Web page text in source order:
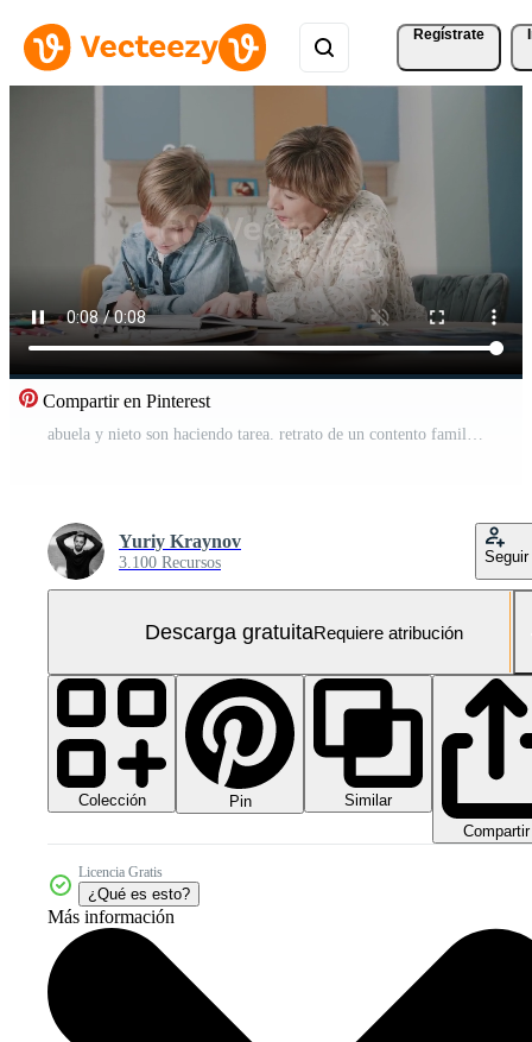
Regístrate
Compartir en Pinterest
abuela y nieto son haciendo tarea. retrato de un contento familia. aprendizaje a hogar. enseñando. abuela y nieto reír. linda emociones en el marco. el historia de uno familia. Vídeo Gratis
Yuriy Kraynov
3.100 Recursos Seguir
Descarga gratuitaRequiere atribución
Colección Pin
Similar
Compartir
Licencia Gratis
¿Qué es esto?
Más información